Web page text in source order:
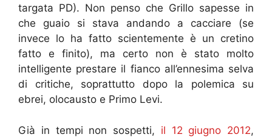
targata PD). Non penso che Grillo sapesse in
che guaio si stava andando a cacciare (se
invece lo ha fatto scientemente è un cretino
fatto e finito), ma certo non è stato molto
intelligente prestare il fianco all’ennesima selva
di critiche, soprattutto dopo la polemica su
ebrei, olocausto e Primo Levi.
Già in tempi non sospetti, il 12 giugno 2012,